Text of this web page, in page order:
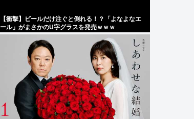
【衝撃】ビールだけ注ぐと倒れる！？「よなよなエ
ール」がまさかのU字グラスを発売ｗｗｗ